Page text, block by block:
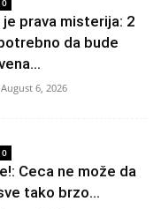
0
prava misterija: 2
da bude
August 6, 2026
0
Ceca ne može da
tako brzo...